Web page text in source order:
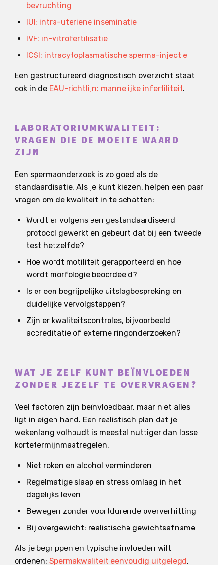
bevruchting
IUI: intra-uteriene inseminatie
IVF: in-vitrofertilisatie
ICSI: intracytoplasmatische sperma-injectie
Een gestructureerd diagnostisch overzicht staat
ook in de EAU-richtlijn: mannelijke infertiliteit.
LABORATORIUMKWALITEIT:
VRAGEN DIE DE MOEITE WAARD
ZIJN
Een spermaonderzoek is zo goed als de
standaardisatie. Als je kunt kiezen, helpen een paar
vragen om de kwaliteit in te schatten:
Wordt er volgens een gestandaardiseerd
protocol gewerkt en gebeurt dat bij een tweede
test hetzelfde?
Hoe wordt motiliteit gerapporteerd en hoe
wordt morfologie beoordeeld?
Is er een begrijpelijke uitslagbespreking en
duidelijke vervolgstappen?
Zijn er kwaliteitscontroles, bijvoorbeeld
accreditatie of externe ringonderzoeken?
WAT JE ZELF KUNT BEÏNVLOEDEN
ZONDER JEZELF TE OVERVRAGEN?
Veel factoren zijn beïnvloedbaar, maar niet alles
ligt in eigen hand. Een realistisch plan dat je
wekenlang volhoudt is meestal nuttiger dan losse
kortetermijnmaatregelen.
Niet roken en alcohol verminderen
Regelmatige slaap en stress omlaag in het
dagelijks leven
Bewegen zonder voortdurende oververhitting
Bij overgewicht: realistische gewichtsafname
Als je begrippen en typische invloeden wilt
ordenen: Spermakwaliteit eenvoudig uitgelegd.